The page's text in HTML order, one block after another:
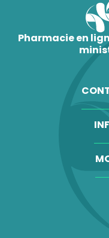
Pharmacie en